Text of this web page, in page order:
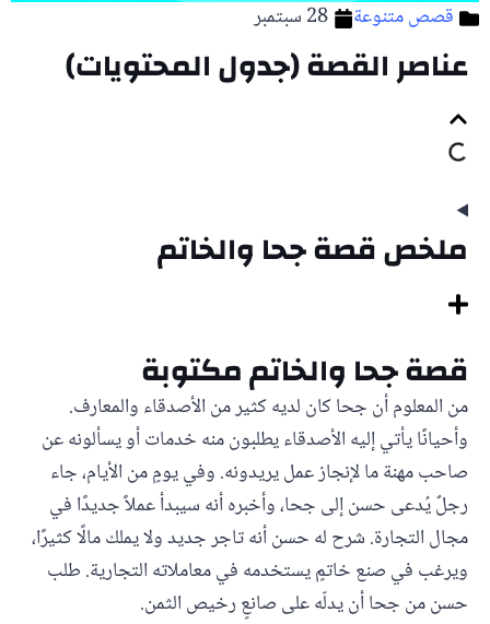
قصص متنوعة 28 سبتمبر
عناصر القصة (جدول المحتويات)
ملخص قصة جحا والخاتم
قصة جحا والخاتم مكتوبة
من المعلوم أن جحا كان لديه كثير من الأصدقاء والمعارف.
وأحيانًا يأتي إليه الأصدقاء يطلبون منه خدمات أو يسألونه عن
صاحب مهنة ما لإنجاز عمل يريدونه. وفي يومٍ من الأيام، جاء
رجلٌ يُدعى حسن إلى جحا، وأخبره أنه سيبدأ عملاً جديدًا في
مجال التجارة. شرح له حسن أنه تاجر جديد ولا يملك مالًا كثيرًا،
ويرغب في صنع خاتمٍ يستخدمه في معاملاته التجارية. طلب
حسن من جحا أن يدلّه على صانعٍ رخيص الثمن.